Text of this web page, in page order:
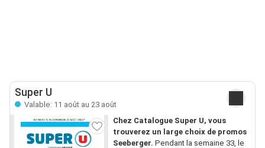
Super U
Valable: 11 août au 23 août
Chez Catalogue Super U, vous
trouverez un large choix de promos
Seeberger. Pendant la semaine 33, le